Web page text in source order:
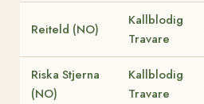
Reiteld (NO)
Kallblodig
Travare
Riska Stjerna
(NO)
Kallblodig
Travare